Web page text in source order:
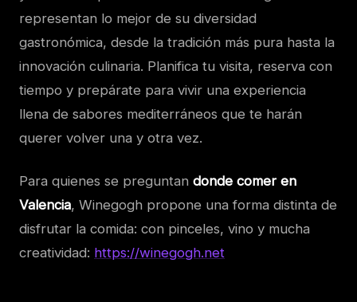
representan lo mejor de su diversidad
gastronómica, desde la tradición más pura hasta la
innovación culinaria. Planifica tu visita, reserva con
tiempo y prepárate para vivir una experiencia
llena de sabores mediterráneos que te harán
querer volver una y otra vez.
Para quienes se preguntan donde comer en
Valencia, Winegogh propone una forma distinta de
disfrutar la comida: con pinceles, vino y mucha
creatividad: https://winegogh.net